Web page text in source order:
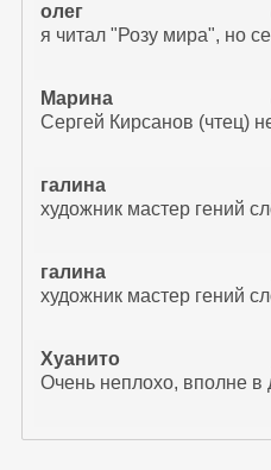
олег
Марина
галина
художник мастер гений
галина
художник мастер гений
Хуанито